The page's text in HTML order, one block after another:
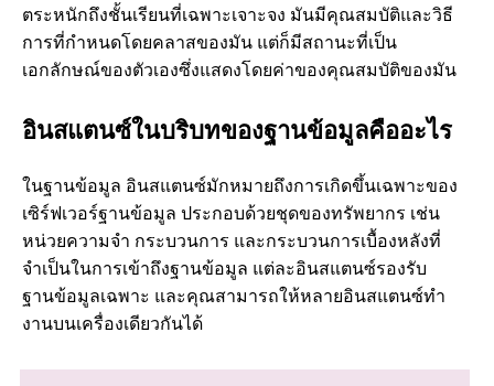
ตระหนักถึงชั้นเรียนที่เฉพาะเจาะจง มันมีคุณสมบัติและวิธี
การที่กําหนดโดยคลาสของมัน แต่ก็มีสถานะที่เป็น
เอกลักษณ์ของตัวเองซึ่งแสดงโดยค่าของคุณสมบัติของมัน
อินสแตนซ์ในบริบทของฐานข้อมูลคืออะไร
ในฐานข้อมูล อินสแตนซ์มักหมายถึงการเกิดขึ้นเฉพาะของ
เซิร์ฟเวอร์ฐานข้อมูล ประกอบด้วยชุดของทรัพยากร เช่น
หน่วยความจํา กระบวนการ และกระบวนการเบื้องหลังที่
จําเป็นในการเข้าถึงฐานข้อมูล แต่ละอินสแตนซ์รองรับ
ฐานข้อมูลเฉพาะ และคุณสามารถให้หลายอินสแตนซ์ทํา
งานบนเครื่องเดียวกันได้